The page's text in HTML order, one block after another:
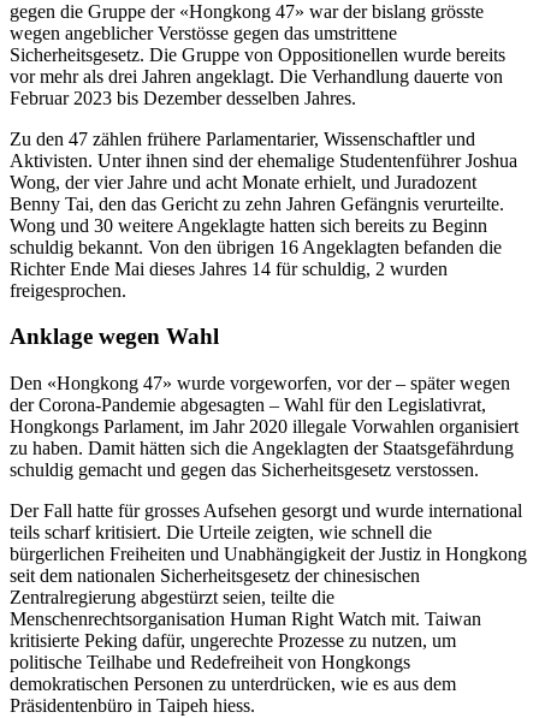
gegen die Gruppe der «Hongkong 47» war der bislang grösste
wegen angeblicher Verstösse gegen das umstrittene
Sicherheitsgesetz. Die Gruppe von Oppositionellen wurde bereits
vor mehr als drei Jahren angeklagt. Die Verhandlung dauerte von
Februar 2023 bis Dezember desselben Jahres.
Zu den 47 zählen frühere Parlamentarier, Wissenschaftler und
Aktivisten. Unter ihnen sind der ehemalige Studentenführer Joshua
Wong, der vier Jahre und acht Monate erhielt, und Juradozent
Benny Tai, den das Gericht zu zehn Jahren Gefängnis verurteilte.
Wong und 30 weitere Angeklagte hatten sich bereits zu Beginn
schuldig bekannt. Von den übrigen 16 Angeklagten befanden die
Richter Ende Mai dieses Jahres 14 für schuldig, 2 wurden
freigesprochen.
Anklage wegen Wahl
Den «Hongkong 47» wurde vorgeworfen, vor der – später wegen
der Corona-Pandemie abgesagten – Wahl für den Legislativrat,
Hongkongs Parlament, im Jahr 2020 illegale Vorwahlen organisiert
zu haben. Damit hätten sich die Angeklagten der Staatsgefährdung
schuldig gemacht und gegen das Sicherheitsgesetz verstossen.
Der Fall hatte für grosses Aufsehen gesorgt und wurde international
teils scharf kritisiert. Die Urteile zeigten, wie schnell die
bürgerlichen Freiheiten und Unabhängigkeit der Justiz in Hongkong
seit dem nationalen Sicherheitsgesetz der chinesischen
Zentralregierung abgestürzt seien, teilte die
Menschenrechtsorganisation Human Right Watch mit. Taiwan
kritisierte Peking dafür, ungerechte Prozesse zu nutzen, um
politische Teilhabe und Redefreiheit von Hongkongs
demokratischen Personen zu unterdrücken, wie es aus dem
Präsidentenbüro in Taipeh hiess.